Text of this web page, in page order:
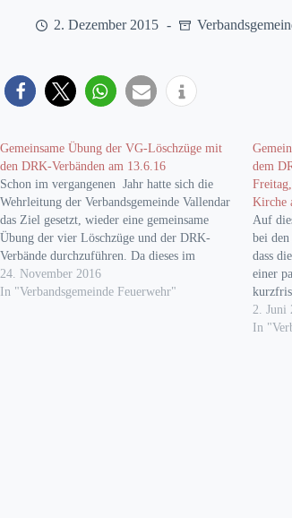
2. Dezember 2015
Gemeinsame Übung der VG-Löschzüge mit
den DRK-Verbänden am 13.6.16
Schon im vergangenen Jahr hatte sich die
Wehrleitung der Verbandsgemeinde Vallendar
das Ziel gesetzt, wieder eine gemeinsame
Übung der vier Löschzüge und der DRK-
Verbände durchzuführen. Da dieses im
vergangenen Jahr wegen eines parallelen
Realeinsatzes nicht möglich war, wurde die
24. November 2016
In "Verbandsgemeinde Feuerwehr"
dem
Kirche
Auf
bei den
dass
einer
bitten
Sobald
2. Juni
In